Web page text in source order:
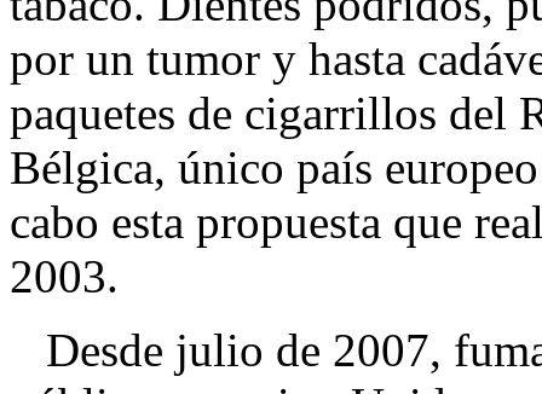
por un tumor y hasta
paquetes de cigarrillos del
Bélgica, único país
cabo esta propuesta que
2003.
Desde julio de 2007,